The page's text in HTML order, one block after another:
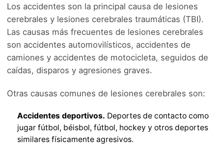
Los accidentes son la principal causa de lesiones
cerebrales y lesiones cerebrales traumáticas (TBI).
Las causas más frecuentes de lesiones cerebrales
son accidentes automovilísticos, accidentes de
camiones y accidentes de motocicleta, seguidos de
caídas, disparos y agresiones graves.
Otras causas comunes de lesiones cerebrales son:
Accidentes deportivos. Deportes de contacto como
jugar fútbol, béisbol, fútbol, hockey y otros deportes
similares físicamente agresivos.